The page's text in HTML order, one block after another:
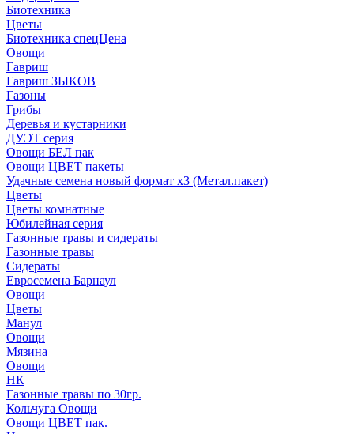
Биотехника
Цветы
Биотехника спецЦена
Овощи
Гавриш
Гавриш ЗЫКОВ
Газоны
Грибы
Деревья и кустарники
ДУЭТ серия
Овощи БЕЛ пак
Овощи ЦВЕТ пакеты
Удачные семена новый формат х3 (Метал.пакет)
Цветы
Цветы комнатные
Юбилейная серия
Газонные травы и сидераты
Газонные травы
Сидераты
Евросемена Барнаул
Овощи
Цветы
Манул
Овощи
Мязина
Овощи
НК
Газонные травы по 30гр.
Кольчуга Овощи
Овощи ЦВЕТ пак.